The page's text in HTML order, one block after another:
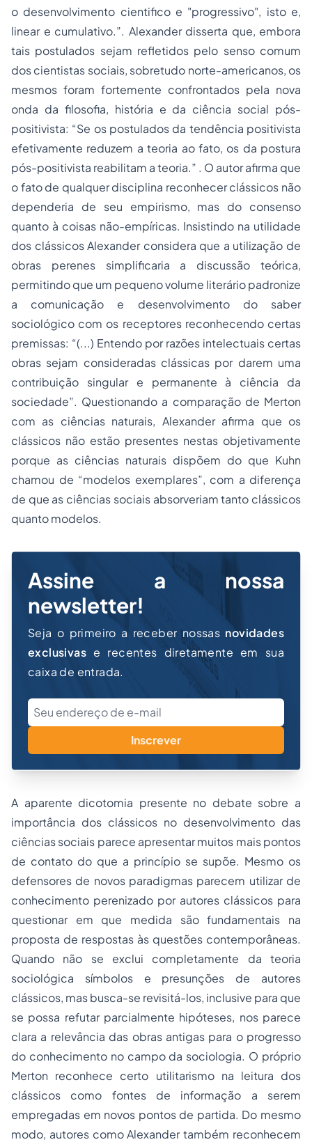
o desenvolvimento cientifico e "progressivo", isto e,
linear e cumulativo.”. Alexander disserta que, embora
tais postulados sejam refletidos pelo senso comum
dos cientistas sociais, sobretudo norte-americanos, os
mesmos foram fortemente confrontados pela nova
onda da filosofia, história e da ciência social pós-
positivista: “Se os postulados da tendência positivista
efetivamente reduzem a teoria ao fato, os da postura
pós-positivista reabilitam a teoria.” . O autor afirma que
o fato de qualquer disciplina reconhecer clássicos não
dependeria de seu empirismo, mas do consenso
quanto à coisas não-empíricas. Insistindo na utilidade
dos clássicos Alexander considera que a utilização de
obras perenes simplificaria a discussão teórica,
permitindo que um pequeno volume literário padronize
a comunicação e desenvolvimento do saber
sociológico com os receptores reconhecendo certas
premissas: “(...) Entendo por razões intelectuais certas
obras sejam consideradas clássicas por darem uma
contribuição singular e permanente à ciência da
sociedade”. Questionando a comparação de Merton
com as ciências naturais, Alexander afirma que os
clássicos não estão presentes nestas objetivamente
porque as ciências naturais dispõem do que Kuhn
chamou de “modelos exemplares”, com a diferença
de que as ciências sociais absorveriam tanto clássicos
quanto modelos.
Assine a nossa
newsletter!
Seja o primeiro a receber nossas novidades
exclusivas e recentes diretamente em sua
caixa de entrada.
Inscrever
A aparente dicotomia presente no debate sobre a
importância dos clássicos no desenvolvimento das
ciências sociais parece apresentar muitos mais pontos
de contato do que a princípio se supõe. Mesmo os
defensores de novos paradigmas parecem utilizar de
conhecimento perenizado por autores clássicos para
questionar em que medida são fundamentais na
proposta de respostas às questões contemporâneas.
Quando não se exclui completamente da teoria
sociológica símbolos e presunções de autores
clássicos, mas busca-se revisitá-los, inclusive para que
se possa refutar parcialmente hipóteses, nos parece
clara a relevância das obras antigas para o progresso
do conhecimento no campo da sociologia. O próprio
Merton reconhece certo utilitarismo na leitura dos
clássicos como fontes de informação a serem
empregadas em novos pontos de partida. Do mesmo
modo, autores como Alexander também reconhecem